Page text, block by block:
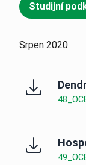
Studijní
,
Srpen 2020